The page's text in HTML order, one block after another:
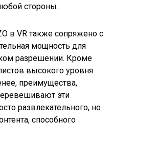
стороны.
в VR также сопряжено с
мощность для
разрешении. Кроме
высокого уровня
преимущества,
эти
развлекательного, но
способного